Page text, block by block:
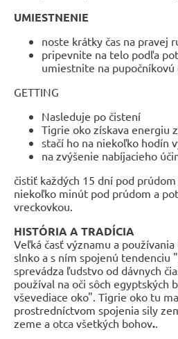
UMIESTNENIE
noste krátky čas na pravej
pripevnite na telo podľa
umiestnite na pupočníkovú
GETTING
Nasleduje po čistení
Tigrie oko získava energiu
stačí ho na niekoľko hodín
na zvýšenie nabíjacieho
čistiť každých 15 dní pod
niekoľko minút pod prúdom a
vreckovkou.
HISTÓRIA A TRADÍCIA
Veľká časť významu a
slnko a s ním spojenú
sprevádza ľudstvo od dávnych
používal na oči sôch egyptských
vševediace oko". Tigrie oko tu
prostredníctvom spojenia sily
zeme a otca všetkých bohov.